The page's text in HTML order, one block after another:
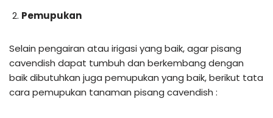
Pemupukan
Selain pengairan atau irigasi yang baik, agar pisang
cavendish dapat tumbuh dan berkembang dengan
baik dibutuhkan juga pemupukan yang baik, berikut tata
cara pemupukan tanaman pisang cavendish :